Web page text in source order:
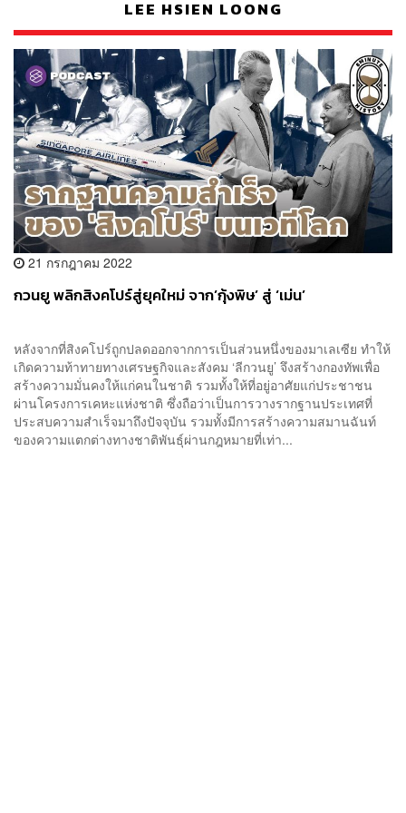
LEE HSIEN LOONG
21 กรกฎาคม 2022
กวนยู พลิกสิงคโปร์สู่ยุคใหม่ จาก’กุ้งพิษ’ สู่ ‘เม่น’
หลังจากที่สิงคโปร์ถูกปลดออกจากการเป็นส่วนหนึ่งของมาเลเซีย ทำให้
เกิดความท้าทายทางเศรษฐกิจและสังคม ‘ลีกวนยู’ จึงสร้างกองทัพเพื่อ
สร้างความมั่นคงให้แก่คนในชาติ รวมทั้งให้ที่อยู่อาศัยแก่ประชาชน
ผ่านโครงการเคหะแห่งชาติ ซึ่งถือว่าเป็นการวางรากฐานประเทศที่
ประสบความสำเร็จมาถึงปัจจุบัน รวมทั้งมีการสร้างความสมานฉันท์
ของความแตกต่างทางชาติพันธ์ุผ่านกฎหมายที่เท่า...